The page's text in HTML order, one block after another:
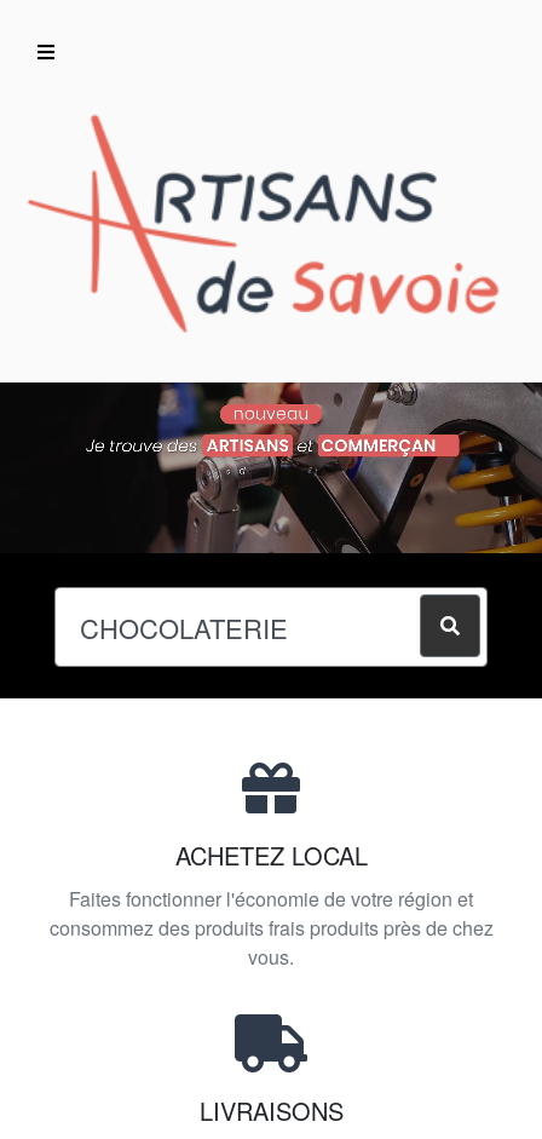
Accueil
Artisans/Commerçants
ACHETEZ LOCAL
Faites fonctionner l'économie de votre région et
consommez des produits frais produits près de chez
vous.
LIVRAISONS